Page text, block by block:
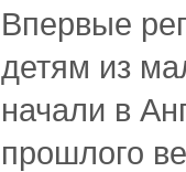
Впервые
детям из
начали в
прошлого